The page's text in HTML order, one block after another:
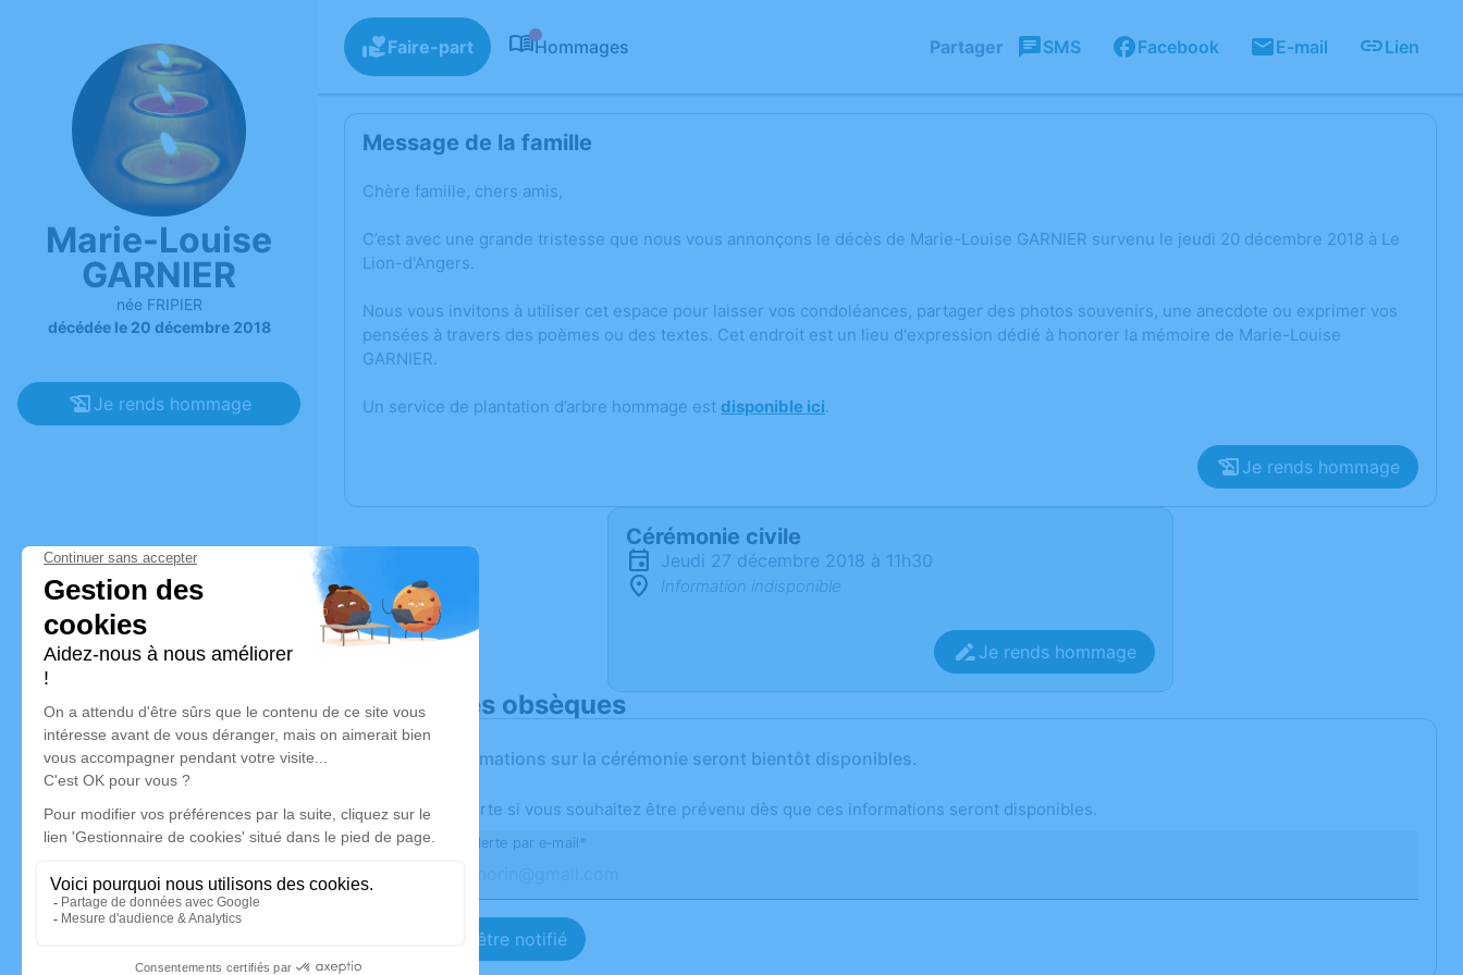
Marie-Louise
GARNIER
née FRIPIER
décédée le 20 décembre 2018
Je rends hommage
Faire-part Hommages Partager SMS Facebook E-mail Lien
Message de la famille
Chère famille, chers amis,
C’est avec une grande tristesse que nous vous annonçons le décès de Marie-Louise GARNIER survenu le jeudi 20 décembre 2018 à Le
Lion-d'Angers.
Nous vous invitons à utiliser cet espace pour laisser vos condoléances, partager des photos souvenirs, une anecdote ou exprimer vos
pensées à travers des poèmes ou des textes. Cet endroit est un lieu d'expression dédié à honorer la mémoire de Marie-Louise
GARNIER.
Un service de plantation d’arbre hommage est disponible ici.
Je rends hommage
Cérémonie civile
jeudi 27 décembre 2018 à 11h30
Information indisponible
Je rends hommage
Déroulé des obsèques
Les informations sur la cérémonie seront bientôt disponibles.
Activez une alerte si vous souhaitez être prévenu dès que ces informations seront disponibles.
Recevoir une alerte par e-mail*
Je veux être notifié